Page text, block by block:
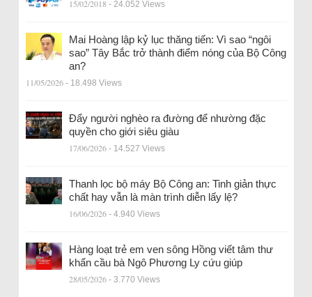
15/02/2018 - 24.052 Views
Mai Hoàng lập kỷ lục thăng tiến: Vì sao “ngôi
sao” Tây Bắc trở thành điểm nóng của Bộ Công
an?
11/05/2026 - 18.498 Views
Đẩy người nghèo ra đường để nhường đặc
quyền cho giới siêu giàu
17/06/2026 - 14.527 Views
Thanh lọc bộ máy Bộ Công an: Tinh giản thực
chất hay vẫn là màn trình diễn lấy lệ?
16/06/2026 - 4.940 Views
Hàng loạt trẻ em ven sông Hồng viết tâm thư
khẩn cầu bà Ngô Phương Ly cứu giúp
28/05/2026 - 3.770 Views